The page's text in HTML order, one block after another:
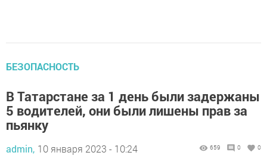
БЕЗОПАСНОСТЬ
В Татарстане за 1 день были задержаны
5 водителей, они были лишены прав за
пьянку
admin, 10 января 2023 - 10:24 659 0 0